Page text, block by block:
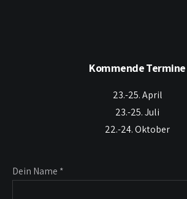
Kommende Termine
23.-25. April
23.-25. Juli
22.-24. Oktober
Dein Name *